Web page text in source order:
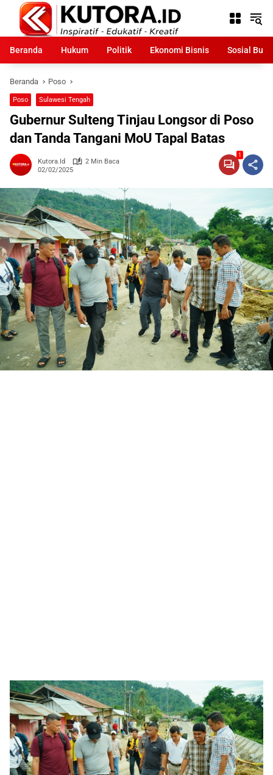
Langsung
konten
Beranda
Hukum Politik Ekonomi Bisnis Sosial
Beranda Poso
Poso Sulawesi Tengah
Gubernur Sulteng Tinjau Longsor di Poso
dan Tanda Tangani MoU Tapal Batas
Kutora.id
2 Min Baca
02/02/2025
1